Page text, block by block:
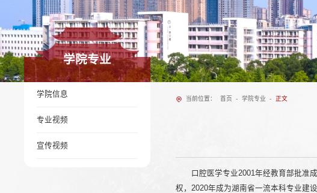
学院专业
学院信息
专业视频
宣传视频
当前位置： 首页 - 学院专业 - 正文
口腔医学专业2001年经教育部批准
权，2020年成为湖南省一流本科专业建设